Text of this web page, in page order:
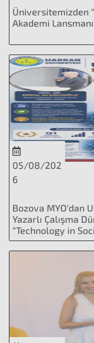
Üniversitemizden
Akademi
05/08/202
6
Bozova MYO'dan
Yazarlı Çalışma
“Technology in